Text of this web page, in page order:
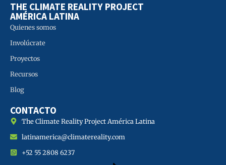
THE CLIMATE REALITY PROJECT
AMÉRICA LATINA
Quienes somos
Involúcrate
Proyectos
Recursos
Blog
CONTACTO
The Climate Reality Project América Latina
latinamerica@climatereality.com
+52 55 2808 6237